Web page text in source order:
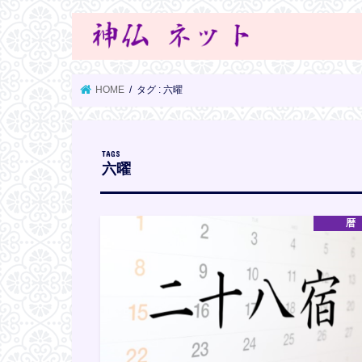
HOME タグ : 六曜
六曜
暦